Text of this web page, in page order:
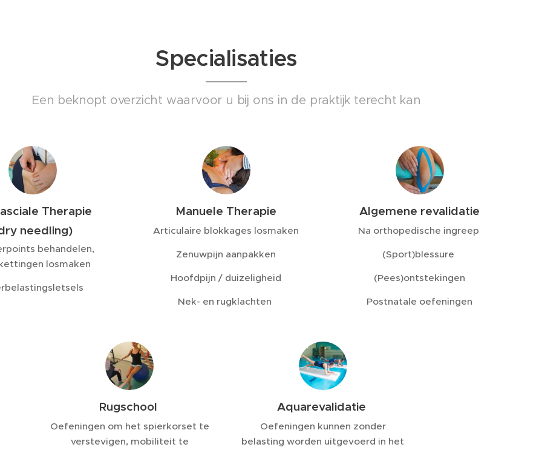
Specialisaties
Een beknopt overzicht waarvoor u bij ons in de praktijk terecht kan
Therapie
needling)
behandelen,
losmaken
Manuele Therapie
Articulaire blokkages losmaken
Zenuwpijn aanpakken
Hoofdpijn / duizeligheid
Nek- en rugklachten
Algemene revalidatie
Na orthopedische ingreep
(Sport)blessure
(Pees)ontstekingen
Postnatale oefeningen
Rugschool
Oefeningen om het spierkorset te
verstevigen, mobiliteit te
Aquarevalidatie
Oefeningen kunnen zonder
belasting worden uitgevoerd in het